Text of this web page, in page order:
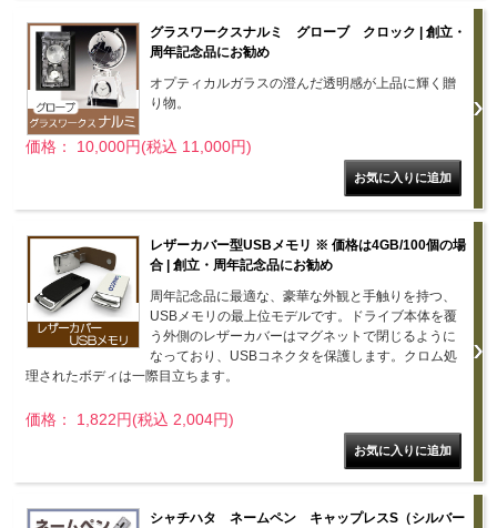
グラスワークスナルミ グローブ クロック | 創立・
周年記念品にお勧め
オプティカルガラスの澄んだ透明感が上品に輝く贈
り物。
価格： 10,000円(税込 11,000円)
レザーカバー型USBメモリ ※ 価格は4GB/100個の場
合 | 創立・周年記念品にお勧め
周年記念品に最適な、豪華な外観と手触りを持つ、
USBメモリの最上位モデルです。ドライブ本体を覆
う外側のレザーカバーはマグネットで閉じるように
なっており、USBコネクタを保護します。クロム処
理されたボディは一際目立ちます。
価格： 1,822円(税込 2,004円)
シャチハタ ネームペン キャップレスS（シルバー